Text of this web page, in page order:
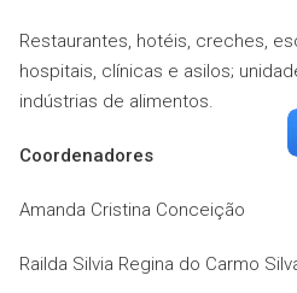
Restaurantes, hotéis, creches,
hospitais, clínicas e asilos;
indústrias de alimentos.
Coordenadores
Amanda Cristina Conceição
Railda Silvia Regina do Carmo